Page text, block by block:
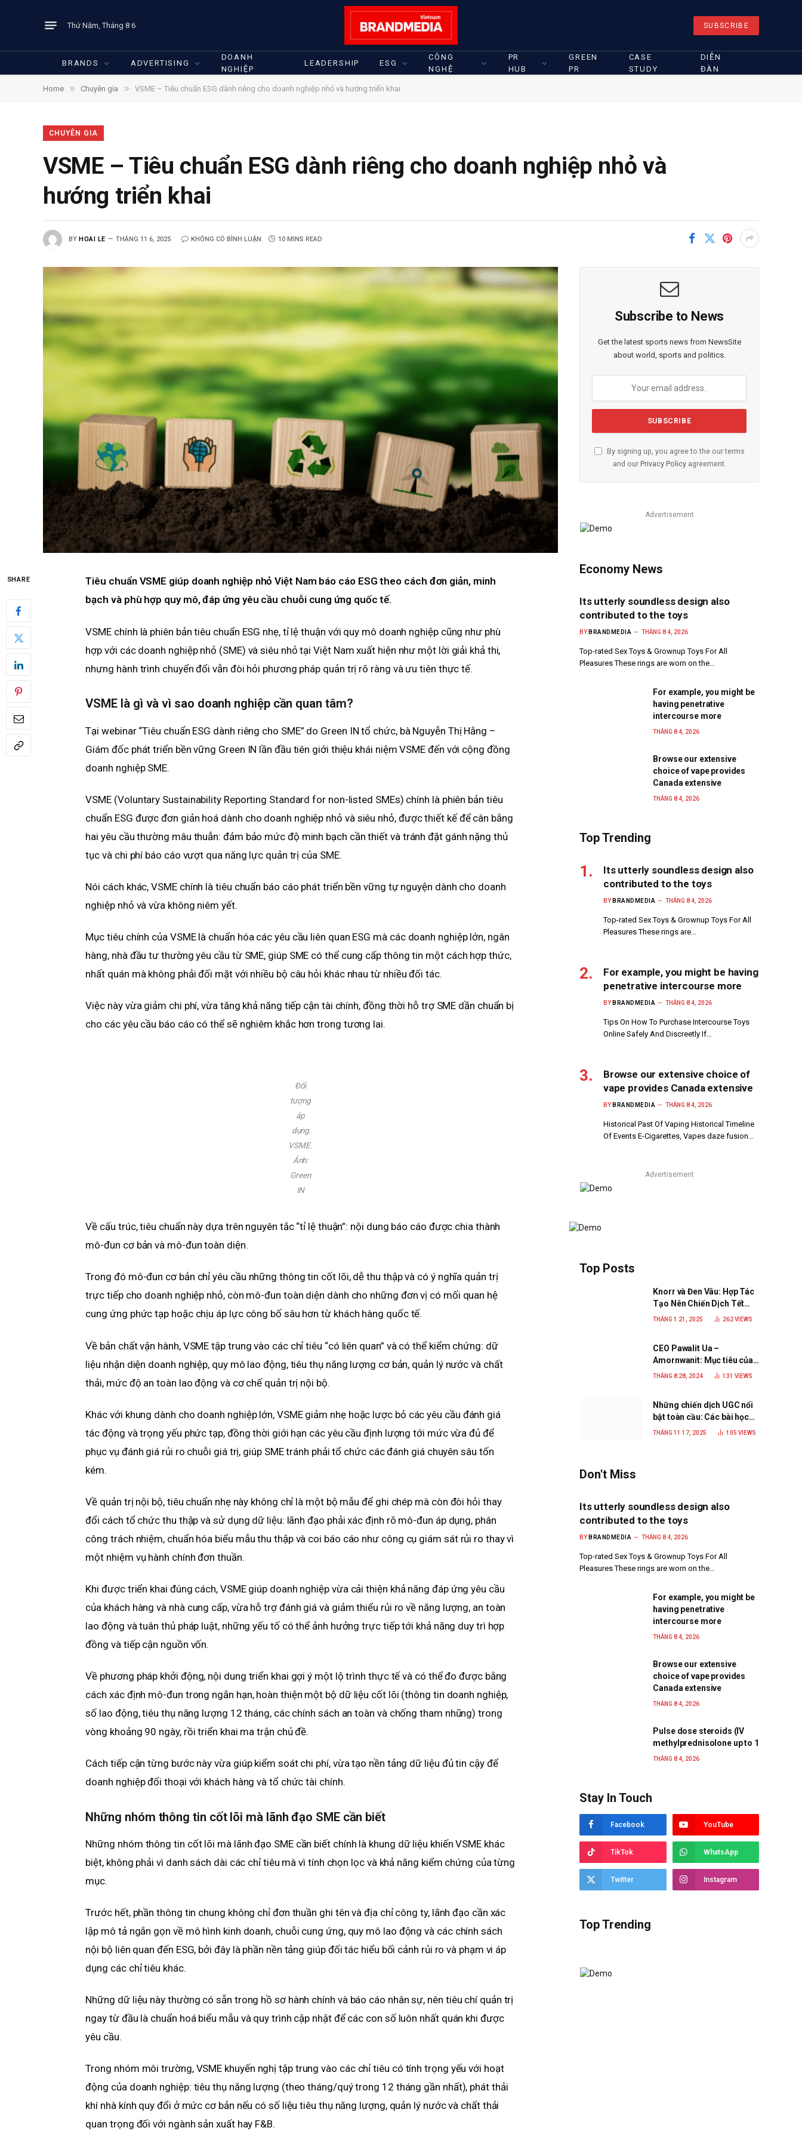
Thứ Năm, Tháng 8 6 SUBSCRIBE
BRANDS ADVERTISING
DOANH
NGHIỆP
LEADERSHIP ESG
CÔNG
NGHỆ
PR
HUB
GREEN
PR
CASE
STUDY
DIỄN
ĐÀN
Home » Chuyên gia » VSME – Tiêu chuẩn ESG dành riêng cho doanh nghiệp nhỏ và hướng triển khai
CHUYÊN GIA
VSME – Tiêu chuẩn ESG dành riêng cho doanh nghiệp nhỏ và
hướng triển khai
BY HOAI LE THÁNG 11 6, 2025 KHÔNG CÓ BÌNH LUẬN 10 MINS READ
SHARE
Tiêu chuẩn VSME giúp doanh nghiệp nhỏ Việt Nam báo cáo ESG theo cách đơn giản, minh
bạch và phù hợp quy mô, đáp ứng yêu cầu chuỗi cung ứng quốc tế.
VSME chính là phiên bản tiêu chuẩn ESG nhẹ, tỉ lệ thuận với quy mô doanh nghiệp cũng như phù
hợp với các doanh nghiệp nhỏ (SME) và siêu nhỏ tại Việt Nam xuất hiện như một lời giải khả thi,
nhưng hành trình chuyển đổi vẫn đòi hỏi phương pháp quản trị rõ ràng và ưu tiên thực tế.
VSME là gì và vì sao doanh nghiệp cần quan tâm?
Tại webinar “Tiêu chuẩn ESG dành riêng cho SME” do Green IN tổ chức, bà Nguyễn Thị Hằng –
Giám đốc phát triển bền vững Green IN lần đầu tiên giới thiệu khái niệm VSME đến với cộng đồng
doanh nghiệp SME.
VSME (Voluntary Sustainability Reporting Standard for non-listed SMEs) chính là phiên bản tiêu
chuẩn ESG được đơn giản hoá dành cho doanh nghiệp nhỏ và siêu nhỏ, được thiết kế để cân bằng
hai yêu cầu thường mâu thuẫn: đảm bảo mức độ minh bạch cần thiết và tránh đặt gánh nặng thủ
tục và chi phí báo cáo vượt qua năng lực quản trị của SME.
Nói cách khác, VSME chính là tiêu chuẩn báo cáo phát triển bền vững tự nguyện dành cho doanh
nghiệp nhỏ và vừa không niêm yết.
Mục tiêu chính của VSME là chuẩn hóa các yêu cầu liên quan ESG mà các doanh nghiệp lớn, ngân
hàng, nhà đầu tư thường yêu cầu từ SME, giúp SME có thể cung cấp thông tin một cách hợp thức,
nhất quán mà không phải đối mặt với nhiều bộ câu hỏi khác nhau từ nhiều đối tác.
Việc này vừa giảm chi phí, vừa tăng khả năng tiếp cận tài chính, đồng thời hỗ trợ SME dần chuẩn bị
cho các yêu cầu báo cáo có thể sẽ nghiêm khắc hơn trong tương lai.
Đối
tượng
áp
dụng
VSME.
Ảnh:
Green
IN
Về cấu trúc, tiêu chuẩn này dựa trên nguyên tắc “tỉ lệ thuận”: nội dung báo cáo được chia thành
mô-đun cơ bản và mô-đun toàn diện.
Trong đó mô-đun cơ bản chỉ yêu cầu những thông tin cốt lõi, dễ thu thập và có ý nghĩa quản trị
trực tiếp cho doanh nghiệp nhỏ, còn mô-đun toàn diện dành cho những đơn vị có mối quan hệ
cung ứng phức tạp hoặc chịu áp lực công bố sâu hơn từ khách hàng quốc tế.
Về bản chất vận hành, VSME tập trung vào các chỉ tiêu “có liên quan” và có thể kiểm chứng: dữ
liệu nhận diện doanh nghiệp, quy mô lao động, tiêu thụ năng lượng cơ bản, quản lý nước và chất
thải, mức độ an toàn lao động và cơ chế quản trị nội bộ.
Khác với khung dành cho doanh nghiệp lớn, VSME giảm nhẹ hoặc lược bỏ các yêu cầu đánh giá
tác động và trọng yếu phức tạp, đồng thời giới hạn các yêu cầu định lượng tới mức vừa đủ để
phục vụ đánh giá rủi ro chuỗi giá trị, giúp SME tránh phải tổ chức các đánh giá chuyên sâu tốn
kém.
Về quản trị nội bộ, tiêu chuẩn nhẹ này không chỉ là một bộ mẫu để ghi chép mà còn đòi hỏi thay
đổi cách tổ chức thu thập và sử dụng dữ liệu: lãnh đạo phải xác định rõ mô-đun áp dụng, phân
công trách nhiệm, chuẩn hóa biểu mẫu thu thập và coi báo cáo như công cụ giám sát rủi ro thay vì
một nhiệm vụ hành chính đơn thuần.
Khi được triển khai đúng cách, VSME giúp doanh nghiệp vừa cải thiện khả năng đáp ứng yêu cầu
của khách hàng và nhà cung cấp, vừa hỗ trợ đánh giá và giảm thiểu rủi ro về năng lượng, an toàn
lao động và tuân thủ pháp luật, những yếu tố có thể ảnh hưởng trực tiếp tới khả năng duy trì hợp
đồng và tiếp cận nguồn vốn.
Về phương pháp khởi động, nội dung triển khai gợi ý một lộ trình thực tế và có thể đo được bằng
cách xác định mô-đun trong ngắn hạn, hoàn thiện một bộ dữ liệu cốt lõi (thông tin doanh nghiệp,
số lao động, tiêu thụ năng lượng 12 tháng, các chính sách an toàn và chống tham nhũng) trong
vòng khoảng 90 ngày, rồi triển khai ma trận chủ đề.
Cách tiếp cận từng bước này vừa giúp kiểm soát chi phí, vừa tạo nền tảng dữ liệu đủ tin cậy để
doanh nghiệp đối thoại với khách hàng và tổ chức tài chính.
Những nhóm thông tin cốt lõi mà lãnh đạo SME cần biết
Những nhóm thông tin cốt lõi mà lãnh đạo SME cần biết chính là khung dữ liệu khiến VSME khác
biệt, không phải vì danh sách dài các chỉ tiêu mà vì tính chọn lọc và khả năng kiểm chứng của từng
mục.
Trước hết, phần thông tin chung không chỉ đơn thuần ghi tên và địa chỉ công ty, lãnh đạo cần xác
lập mô tả ngắn gọn về mô hình kinh doanh, chuỗi cung ứng, quy mô lao động và các chính sách
nội bộ liên quan đến ESG, bởi đây là phần nền tảng giúp đối tác hiểu bối cảnh rủi ro và phạm vi áp
dụng các chỉ tiêu khác.
Những dữ liệu này thường có sẵn trong hồ sơ hành chính và báo cáo nhân sự, nên tiêu chí quản trị
ngay từ đầu là chuẩn hoá biểu mẫu và quy trình cập nhật để các con số luôn nhất quán khi được
yêu cầu.
Trong nhóm môi trường, VSME khuyến nghị tập trung vào các chỉ tiêu có tính trọng yếu với hoạt
động của doanh nghiệp: tiêu thụ năng lượng (theo tháng/quý trong 12 tháng gần nhất), phát thải
khí nhà kính quy đổi ở mức cơ bản nếu có số liệu tiêu thụ năng lượng, quản lý nước và chất thải
quan trọng đối với ngành sản xuất hay F&B.
Subscribe to News
Get the latest sports news from NewsSite
about world, sports and politics.
By signing up, you agree to the our terms
and our Privacy Policyagreement.
Advertisement
Economy News
Its utterly soundless design also
contributed to the toys
BY BRANDMEDIA THÁNG 8 4, 2026
Top-rated Sex Toys & Grownup Toys For All
Pleasures These rings are worn on the…
For example, you might be
having penetrative
intercourse more
THÁNG 8 4, 2026
Browse our extensive
choice of vape provides
Canada extensive
THÁNG 8 4, 2026
Top Trending
Its utterly soundless design also
contributed to the toys
BY BRANDMEDIA THÁNG 8 4, 2026
Top-rated Sex Toys & Grownup Toys For All
Pleasures These rings are…
For example, you might be having
penetrative intercourse more
BY BRANDMEDIA THÁNG 8 4, 2026
Tips On How To Purchase Intercourse Toys
Online Safely And Discreetly If…
Browse our extensive choice of
vape provides Canada extensive
BY BRANDMEDIA THÁNG 8 4, 2026
Historical Past Of Vaping Historical Timeline
Of Events E-Cigarettes, Vapes daze fusion…
Advertisement
Top Posts
Knorr và Đen Vâu: Hợp Tác
Tạo Nên Chiến Dịch Tết
2025 Đầy Cảm Xúc “Vị Nhà”
THÁNG 1 21, 2025 262VIEWS
CEO Pawalit Ua –
Amornwanit: Mục tiêu của
C.P. Việt Nam là trở thành
THÁNG 8 28, 2024 131VIEWS
Những chiến dịch UGC nổi
bật toàn cầu: Các bài học
đắt giá cho thương hiệu
THÁNG 11 17, 2025 105VIEWS
Don't Miss
Its utterly soundless design also
contributed to the toys
BY BRANDMEDIA THÁNG 8 4, 2026
Top-rated Sex Toys & Grownup Toys For All
Pleasures These rings are worn on the…
For example, you might be
having penetrative
intercourse more
THÁNG 8 4, 2026
Browse our extensive
choice of vape provides
Canada extensive
THÁNG 8 4, 2026
Pulse dose steroids (IV
methylprednisolone up to 1
THÁNG 8 4, 2026
Stay In Touch
Facebook YouTube
TikTok WhatsApp
Twitter Instagram
Top Trending